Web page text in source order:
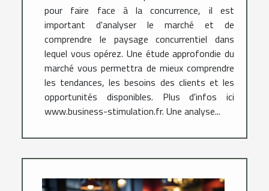
pour faire face à la concurrence, il est
important d'analyser le marché et de
comprendre le paysage concurrentiel dans
lequel vous opérez. Une étude approfondie du
marché vous permettra de mieux comprendre
les tendances, les besoins des clients et les
opportunités disponibles. Plus d'infos ici
www.business-stimulation.fr. Une analyse...